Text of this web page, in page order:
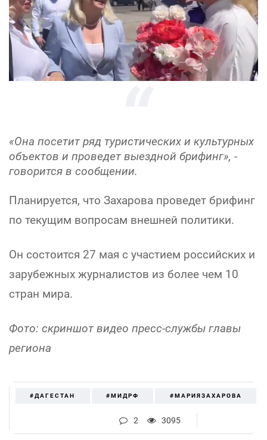
«Она посетит ряд туристических и культурных
объектов и проведет выездной брифинг», -
говорится в сообщении.
Планируется, что Захарова проведет брифинг
по текущим вопросам внешней политики.
Он состоится 27 мая с участием российских и
зарубежных журналистов из более чем 10
стран мира.
Фото: скриншот видео пресс-службы главы
региона
#ДАГЕСТАН #МИДРФ #МАРИЯЗАХАРОВА
2 3095